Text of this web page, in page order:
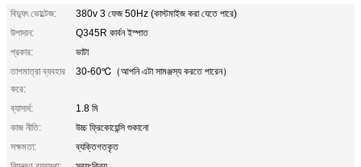
বিদ্যুৎ ভোল্টেজ:
380v 3 ফেজ 50Hz (কাস্টমাইজ করা যেতে পারে)
উপাদান:
Q345R কার্বন ইস্পাত
প্রকার:
ভাটা
তাপমাত্রা ব্যবহার
করে:
30-60℃（আপনি এটা সামঞ্জস্য করতে পারেন）
ব্যাসার্ধ:
1.8 মি
কাজ নীতি:
উচ্চ ফ্রিকোয়েন্সি শুকানো
সক্ষমতা:
ব্যক্তিগতকৃত